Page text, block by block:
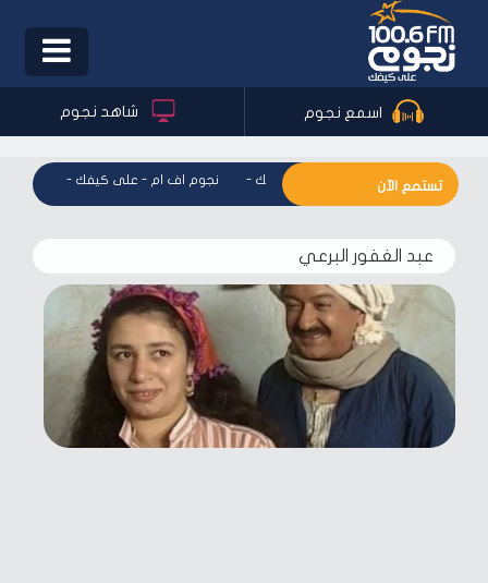
Toggle
اسمع نجوم شاهد نجوم
تستمع الآن - نجوم اف ام - على كيفك - نجوم اف ام - على كيفك نجوم
عبد الغفور البرعي